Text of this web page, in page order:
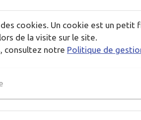
indispensable, le
du jeu : 1h environ.
cookies. Un cookie est un petit
de la visite sur le site.
consultez notre Politique de